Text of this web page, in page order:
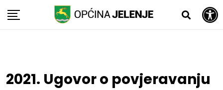
Open toolbar
Skip
2021. Ugovor o povjeravanju